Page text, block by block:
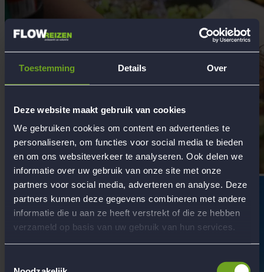
Toestemming Details Over
Deze website maakt gebruik van cookies
We gebruiken cookies om content en advertenties te
personaliseren, om functies voor social media te bieden
en om ons websiteverkeer te analyseren. Ook delen we
informatie over uw gebruik van onze site met onze
partners voor social media, adverteren en analyse. Deze
partners kunnen deze gegevens combineren met andere
informatie die u aan ze heeft verstrekt of die ze hebben
verzameld op basis van uw gebruik van hun services.